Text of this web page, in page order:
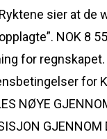
sier at
NOK 8
for
GJENNOM